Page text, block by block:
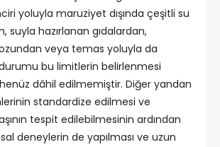
yoluyla maruziyet dışında çeşitli su
suyla hazırlanan gıdalardan,
veya temas yoluyla da
bu limitlerin belirlenmesi
henüz dâhil edilmemiştir. Diğer yandan
standardize edilmesi ve
tespit edilebilmesinin ardından
deneylerin de yapılması ve uzun